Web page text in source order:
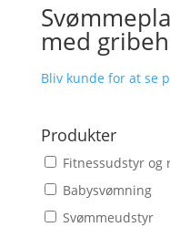
med
Bliv kunde for at se
Produkter
Fitnessudstyr og
Babysvømning
Svømmeudstyr